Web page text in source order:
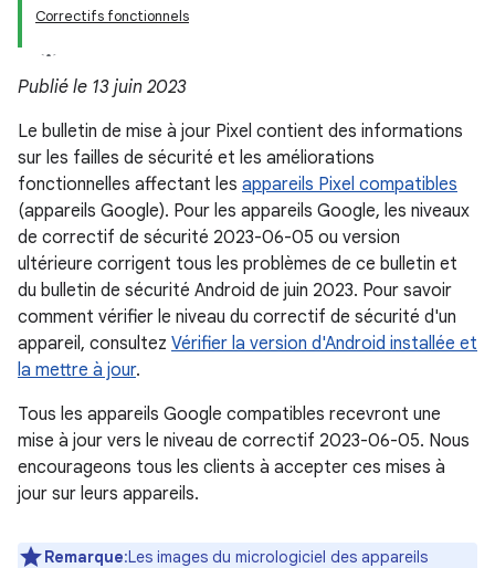
Correctifs fonctionnels
Publié le 13 juin 2023
Le bulletin de mise à jour Pixel contient des informations
sur les failles de sécurité et les améliorations
fonctionnelles affectant les appareils Pixel compatibles
(appareils Google). Pour les appareils Google, les niveaux
de correctif de sécurité 2023-06-05 ou version
ultérieure corrigent tous les problèmes de ce bulletin et
du bulletin de sécurité Android de juin 2023. Pour savoir
comment vérifier le niveau du correctif de sécurité d'un
appareil, consultez Vérifier la version d'Android installée et
la mettre à jour.
Tous les appareils Google compatibles recevront une
mise à jour vers le niveau de correctif 2023-06-05. Nous
encourageons tous les clients à accepter ces mises à
jour sur leurs appareils.
Remarque:Les images du micrologiciel des appareils